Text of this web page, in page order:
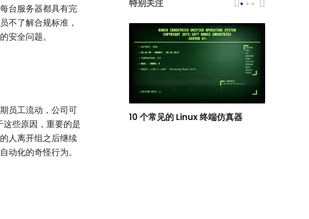
台服务器都具有完
不了解合规标准，
安全问题。
员工流动，公司可
些原因，重要的是
人离开组之后继续
动化的奇怪行为。
特别关注
放的分布式事务 | Fescar 品牌
，更名为 Seata
10 个常见的 Linux 终端仿真器